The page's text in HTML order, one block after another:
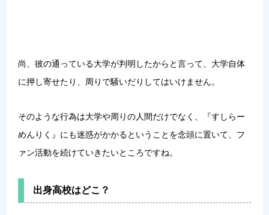
尚、彼の通っている大学が判明したからと言って、大学自体
に押し寄せたり、周りで騒いだりしてはいけません。
そのような行為は大学や周りの人間だけでなく、『すしらー
めんりく』にも迷惑がかかるということを念頭に置いて、フ
ァン活動を続けていきたいところですね。
出身高校はどこ？